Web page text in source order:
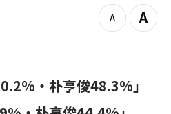
z
o
u
Z
o
・朴亨俊48.3%」